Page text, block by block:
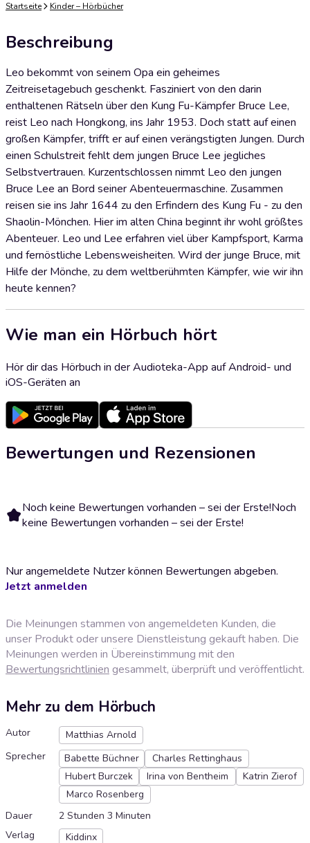
Startseite Kinder – Hörbücher
Beschreibung
Leo bekommt von seinem Opa ein geheimes
Zeitreisetagebuch geschenkt. Fasziniert von den darin
enthaltenen Rätseln über den Kung Fu-Kämpfer Bruce Lee,
reist Leo nach Hongkong, ins Jahr 1953. Doch statt auf einen
großen Kämpfer, trifft er auf einen verängstigten Jungen. Durch
einen Schulstreit fehlt dem jungen Bruce Lee jegliches
Selbstvertrauen. Kurzentschlossen nimmt Leo den jungen
Bruce Lee an Bord seiner Abenteuermaschine. Zusammen
reisen sie ins Jahr 1644 zu den Erfindern des Kung Fu - zu den
Shaolin-Mönchen. Hier im alten China beginnt ihr wohl größtes
Abenteuer. Leo und Lee erfahren viel über Kampfsport, Karma
und fernöstliche Lebensweisheiten. Wird der junge Bruce, mit
Hilfe der Mönche, zu dem weltberühmten Kämpfer, wie wir ihn
heute kennen?
Wie man ein Hörbuch hört
Hör dir das Hörbuch in der Audioteka-App auf Android- und
iOS-Geräten an
Bewertungen und Rezensionen
Noch keine Bewertungen vorhanden – sei der Erste!Noch
keine Bewertungen vorhanden – sei der Erste!
Nur angemeldete Nutzer können Bewertungen abgeben.
Jetzt anmelden
Die Meinungen stammen von angemeldeten Kunden, die
unser Produkt oder unsere Dienstleistung gekauft haben. Die
Meinungen werden in Übereinstimmung mit den
Bewertungsrichtlinien gesammelt, überprüft und veröffentlicht.
Mehr zu dem Hörbuch
Autor
Matthias Arnold
Sprecher
Babette Büchner
Charles Rettinghaus
Hubert Burczek
Irina von Bentheim
Katrin Zierof
Marco Rosenberg
Dauer
2 Stunden 3 Minuten
Verlag
Kiddinx